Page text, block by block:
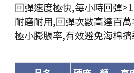
回彈速度極快,每小時回彈
耐磨耐用,回彈次數高達百萬
極小膨脹率,有效避免海棉擠